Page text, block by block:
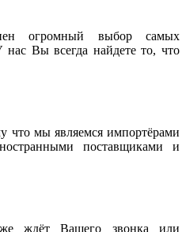
огромный выбор самых
нас Вы всегда найдете то, что
мы являемся импортёрами
поставщиками и
ждёт Вашего звонка или